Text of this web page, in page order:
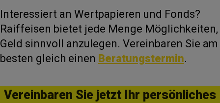
Interessiert an Wertpapieren und Fonds?
Raiffeisen bietet jede Menge Möglichkeiten,
Geld sinnvoll anzulegen. Vereinbaren Sie am
besten gleich einen Beratungstermin.
Vereinbaren Sie jetzt Ihr persönliches